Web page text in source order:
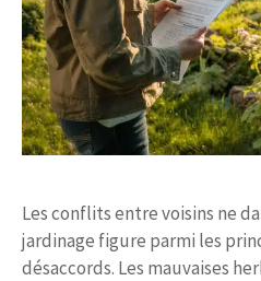
Les conflits entre voisins ne
jardinage figure parmi les
désaccords. Les mauvaises